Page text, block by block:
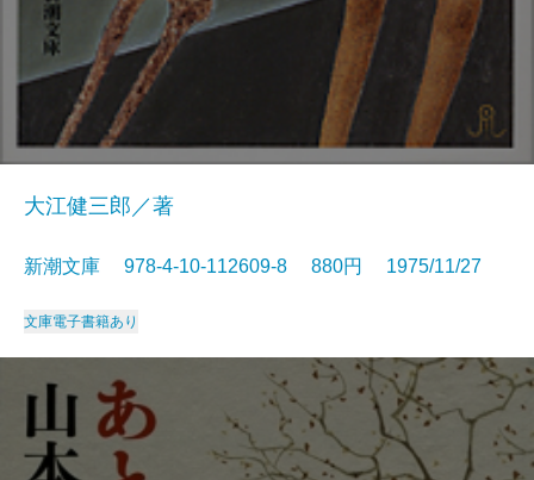
大江健三郎／著
新潮文庫 978-4-10-112609-8 880円 1975/11/27
文庫電子書籍あり